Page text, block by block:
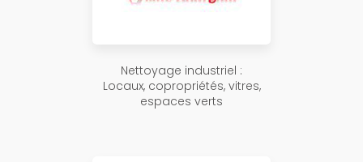
Nettoyage industriel :
Locaux, copropriétés, vitres,
espaces verts